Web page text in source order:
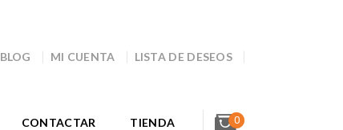
BLOG MI CUENTA LISTA DE DESEOS
CONTACTAR TIENDA 0